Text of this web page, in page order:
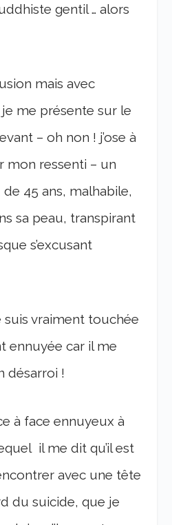
gentil … alors
mais avec
me présente sur le
– oh non ! j’ose à
mon ressenti – un
45 ans, malhabile,
sa peau, transpirant
s’excusant
suis vraiment touchée
ennuyée car il me
désarroi !
à face ennuyeux à
il me dit qu’il est
avec une tête
du suicide, que je